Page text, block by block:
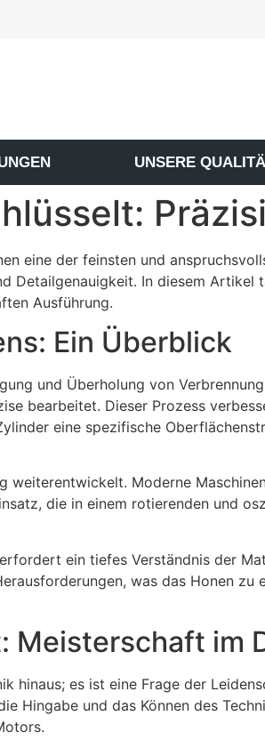
UNSERE
eine der feinsten und
Detailgenauigkeit. In diesem Artikel
Ausführung.
Ein Überblick
und Überholung von
bearbeitet. Dieser Prozess
eine spezifische
weiterentwickelt. Moderne
die in einem rotierenden und
ein tiefes Verständnis der
was das Honen
Meisterschaft im
hinaus; es ist eine Frage der
Hingabe und das Können des